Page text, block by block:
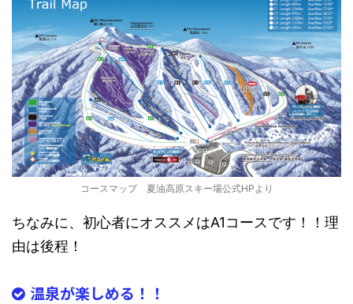
コースマップ 夏油高原スキー場公式HPより
ちなみに、 初心者にオススメはA1コースです ！！理
由は後程！
温泉が楽しめる！！